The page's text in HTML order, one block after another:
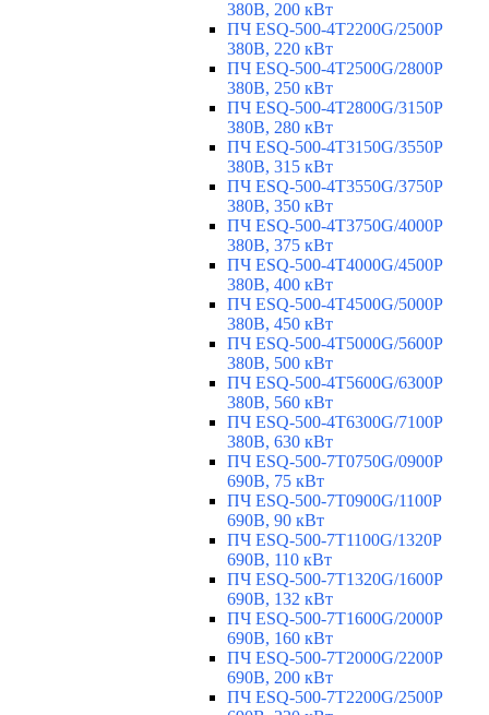
380В, 200 кВт
ПЧ ESQ-500-4T2200G/2500P
380В, 220 кВт
ПЧ ESQ-500-4T2500G/2800P
380В, 250 кВт
ПЧ ESQ-500-4T2800G/3150P
380В, 280 кВт
ПЧ ESQ-500-4T3150G/3550P
380В, 315 кВт
ПЧ ESQ-500-4T3550G/3750P
380В, 350 кВт
ПЧ ESQ-500-4T3750G/4000P
380В, 375 кВт
ПЧ ESQ-500-4T4000G/4500P
380В, 400 кВт
ПЧ ESQ-500-4T4500G/5000P
380В, 450 кВт
ПЧ ESQ-500-4T5000G/5600P
380В, 500 кВт
ПЧ ESQ-500-4T5600G/6300P
380В, 560 кВт
ПЧ ESQ-500-4T6300G/7100P
380В, 630 кВт
ПЧ ESQ-500-7T0750G/0900P
690В, 75 кВт
ПЧ ESQ-500-7T0900G/1100P
690В, 90 кВт
ПЧ ESQ-500-7T1100G/1320P
690В, 110 кВт
ПЧ ESQ-500-7T1320G/1600P
690В, 132 кВт
ПЧ ESQ-500-7T1600G/2000P
690В, 160 кВт
ПЧ ESQ-500-7T2000G/2200P
690В, 200 кВт
ПЧ ESQ-500-7T2200G/2500P